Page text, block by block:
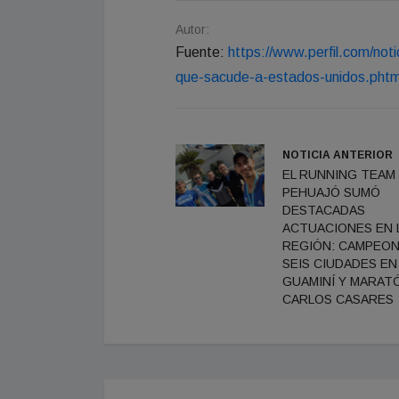
Autor:
Fuente: https://www.perfil.com/
que-sacude-a-estados-
NOTICIA ANTERIOR
EL RUNNING TEAM
PEHUAJÓ SUMÓ
DESTACADAS
ACTUACIONES EN
REGIÓN:
SEIS CIUDADES EN
GUAMINÍ Y
CARLOS CASARES